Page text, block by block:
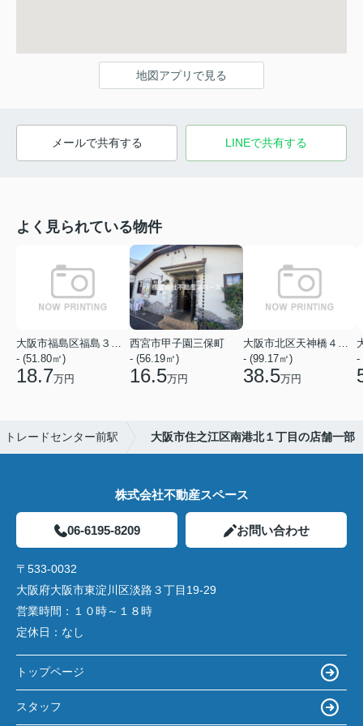
地図アプリで見る
メールで共有する LINEで共有する
よく見られている物件
- (51.80㎡)
18.7万円
西宮市甲子園三保町
- (56.19㎡)
16.5万円
- (99.17㎡)
38.5万円
-
トレードセンター前駅 大阪市住之江区南港北１丁目の店舗一部
株式会社不動産スペース
06-6195-8209 お問い合わせ
〒533-0032
大阪府大阪市東淀川区淡路３丁目19-29
営業時間： １０時～１８時
定休日： なし
トップページ
スタッフ